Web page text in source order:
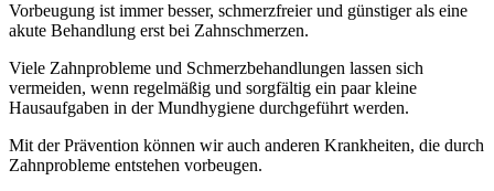
Vorbeugung ist immer besser, schmerzfreier und günstiger als eine
akute Behandlung erst bei Zahnschmerzen.
Viele Zahnprobleme und Schmerzbehandlungen lassen sich
vermeiden, wenn regelmäßig und sorgfältig ein paar kleine
Hausaufgaben in der Mundhygiene durchgeführt werden.
Mit der Prävention können wir auch anderen Krankheiten, die durch
Zahnprobleme entstehen vorbeugen.